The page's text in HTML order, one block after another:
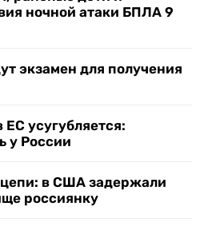
ночной атаки БПЛА 9
экзамен для получения
ЕС усугубляется:
у России
в США задержали
россиянку